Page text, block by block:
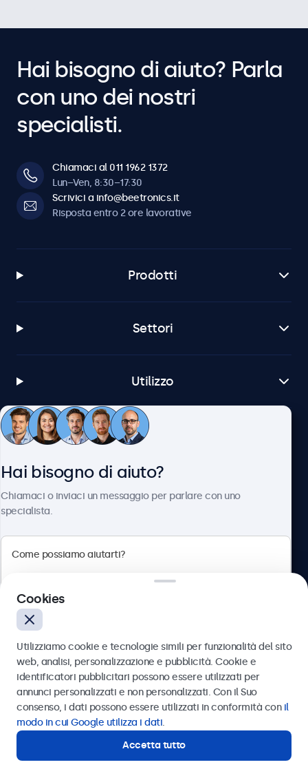
Hai bisogno di aiuto? Parla
con uno dei nostri
specialisti.
Chiamaci al 011 1962 1372
Lun–Ven, 8:30–17:30
Scrivici a info@beetronics.it
Risposta entro 2 ore lavorative
Prodotti
Settori
Utilizzo
Servizio Clienti
Italiano
Hai bisogno di aiuto?
Chiamaci o inviaci un messaggio per parlare con uno
specialista.
Inviare
Oppure chiamaci al
Contatta i nostri esperti
Cookies
Utilizziamo cookie e tecnologie simili per funzionalità del sito
web, analisi, personalizzazione e pubblicità. Cookie e
identificatori pubblicitari possono essere utilizzati per
annunci personalizzati e non personalizzati. Con il Suo
consenso, i dati possono essere utilizzati in conformità con il
modo in cui Google utilizza i dati.
Accetta tutto